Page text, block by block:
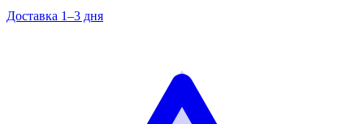
Доставка 1–3 дня